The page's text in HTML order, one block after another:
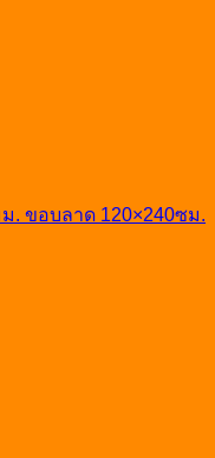
. ขอบลาด 120×240ซม.